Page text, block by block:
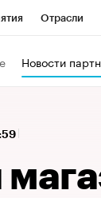
Отрасли
Новости